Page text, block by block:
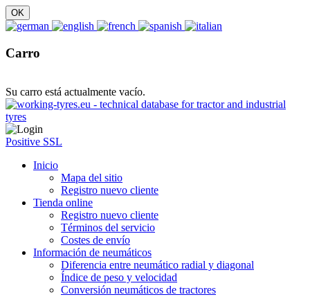
Carro
Su carro está actualmente vacío.
Positive SSL
Inicio
Mapa del sitio
Registro nuevo cliente
Tienda online
Registro nuevo cliente
Términos del servicio
Costes de envío
Información de neumáticos
Diferencia entre neumático radial y diagonal
Índice de peso y velocidad
Conversión neumáticos de tractores